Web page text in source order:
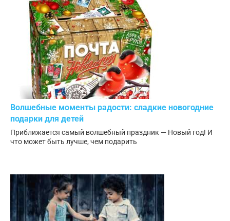
Волшебные моменты радости: сладкие новогодние
подарки для детей
Приближается самый волшебный праздник — Новый год! И
что может быть лучше, чем подарить